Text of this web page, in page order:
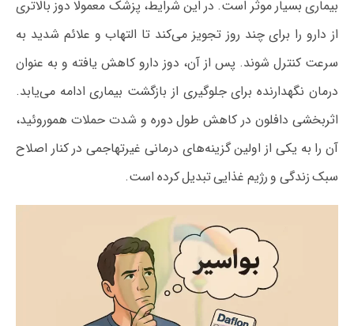
بیماری بسیار موثر است. در این شرایط، پزشک معمولا دوز بالاتری
از دارو را برای چند روز تجویز می‌کند تا التهاب و علائم شدید به
سرعت کنترل شوند. پس از آن، دوز دارو کاهش یافته و به عنوان
درمان نگهدارنده برای جلوگیری از بازگشت بیماری ادامه می‌یابد.
اثربخشی دافلون در کاهش طول دوره و شدت حملات هموروئید،
آن را به یکی از اولین گزینه‌های درمانی غیرتهاجمی در کنار اصلاح
سبک زندگی و رژیم غذایی تبدیل کرده است.